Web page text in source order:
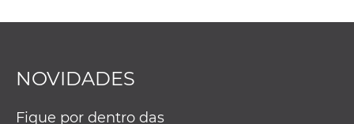
NOVIDADES
Fique por dentro das